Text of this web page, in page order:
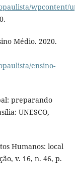
wpcontent/
Médio. 2020.
ensino-
preparando
UNESCO,
Humanos: local
v. 16, n. 46, p.